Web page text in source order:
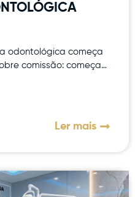
odontológica começa
comissão: começa…
Ler mais